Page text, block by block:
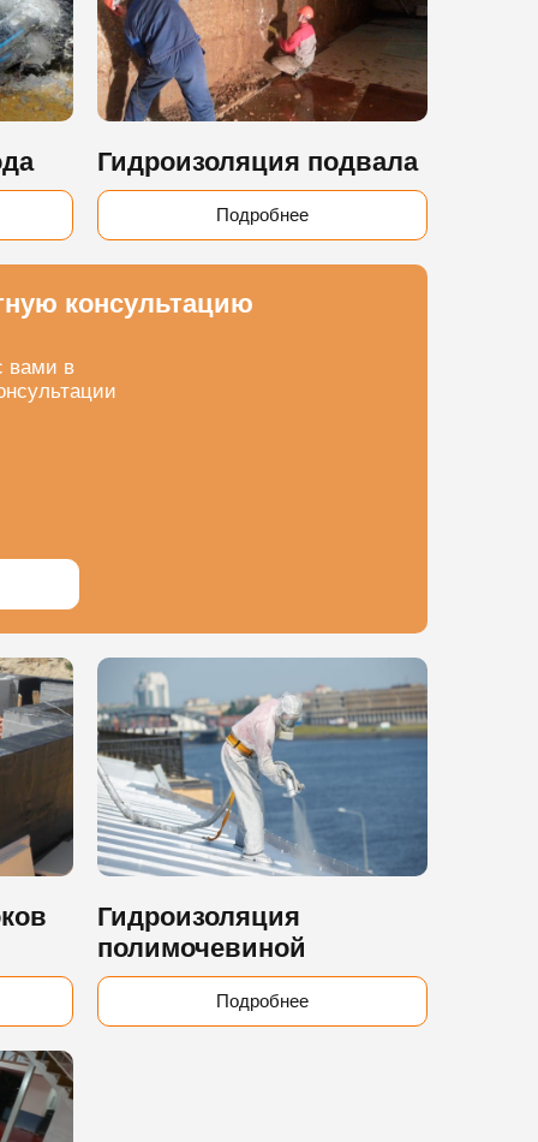
Гидроизоляция подвала
Подробнее
консультацию
вами в
Гидроизоляция
полимочевиной
Подробнее